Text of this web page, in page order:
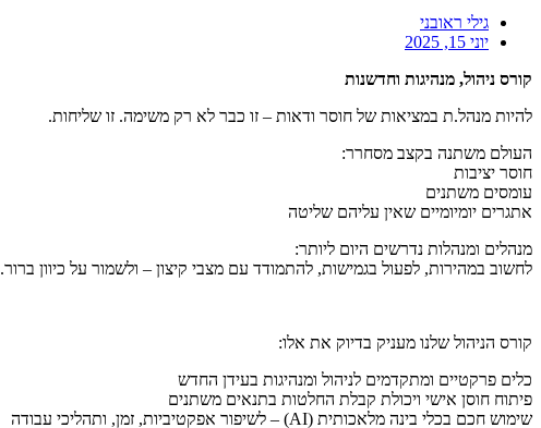
גילי ראובני
יוני 15, 2025
קורס ניהול, מנהיגות וחדשנות
להיות מנהל.ת במציאות של חוסר ודאות – זו כבר לא רק משימה. זו שליחות.
העולם משתנה בקצב מסחרר:
חוסר יציבות
עומסים משתנים
אתגרים יומיומיים שאין עליהם שליטה
מנהלים ומנהלות נדרשים היום ליותר:
לחשוב במהירות, לפעול בגמישות, להתמודד עם מצבי קיצון – ולשמור על כיוון ברור.
קורס הניהול שלנו מעניק בדיוק את אלו:
כלים פרקטיים ומתקדמים לניהול ומנהיגות בעידן החדש
פיתוח חוסן אישי ויכולת קבלת החלטות בתנאים משתנים
שימוש חכם בכלי בינה מלאכותית (AI) – לשיפור אפקטיביות, זמן, ותהליכי עבודה